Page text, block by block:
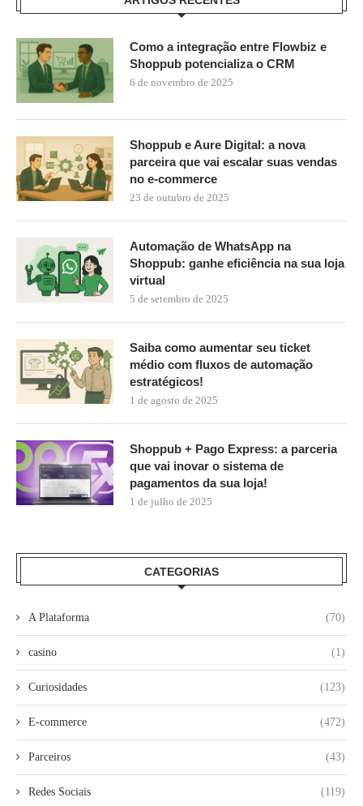
Como a integração entre Flowbiz e
Shoppub potencializa o CRM
6 de novembro de 2025
Shoppub e Aure Digital: a nova
parceira que vai escalar suas vendas
no e-commerce
23 de outubro de 2025
Automação de WhatsApp na
Shoppub: ganhe eficiência na sua loja
virtual
5 de setembro de 2025
Saiba como aumentar seu ticket
médio com fluxos de automação
estratégicos!
1 de agosto de 2025
Shoppub + Pago Express: a parceria
que vai inovar o sistema de
pagamentos da sua loja!
1 de julho de 2025
CATEGORIAS
A Plataforma (70)
casino (1)
Curiosidades (123)
E-commerce (472)
Parceiros (43)
Redes Sociais (119)